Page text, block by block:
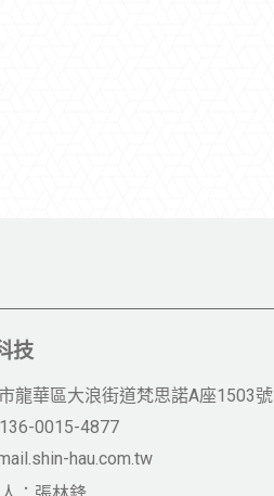
技
龍華區大浪街道梵思諾A座1503號
0015-4877
hau.com.tw